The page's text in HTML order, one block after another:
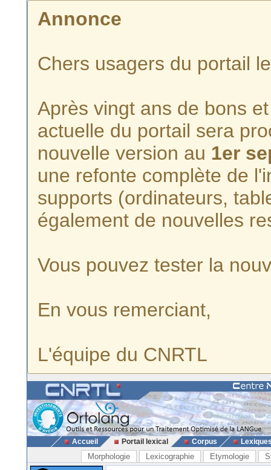
Annonce
Chers usagers du portail
Après vingt ans de bons
actuelle du portail sera
nouvelle version au 1er
une refonte complète de
supports (ordinateurs,
également de nouvelles
Vous pouvez tester la
En vous remerciant,
L'équipe du CNRTL
Accueil Portail lexical Corpus
Morphologie Lexicographie Etymologie